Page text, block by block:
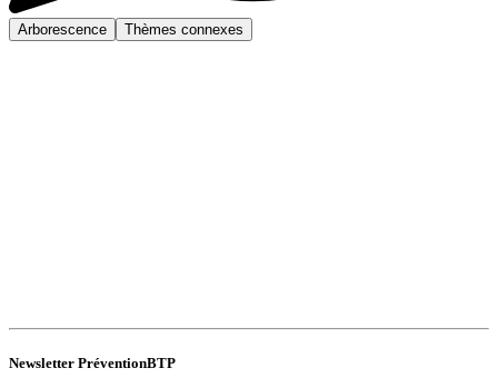
Arborescence Thèmes connexes
Newsletter PréventionBTP